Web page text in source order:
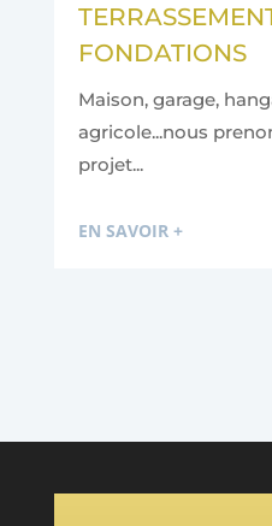
FONDATIONS
Maison, garage,
agricole...nous
projet...
EN SAVOIR +